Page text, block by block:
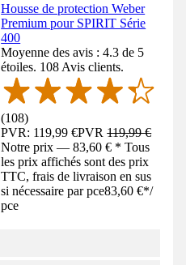
Housse de protection Weber
Premium pour SPIRIT Série
400
Moyenne des avis : 4.3 de 5
étoiles. 108 Avis clients.
(108)
PVR: 119,99 €PVR119,99 €
Notre prix — 83,60 € * Tous
les prix affichés sont des prix
TTC, frais de livraison en sus
si nécessaire par pce83,60 €*/
pce